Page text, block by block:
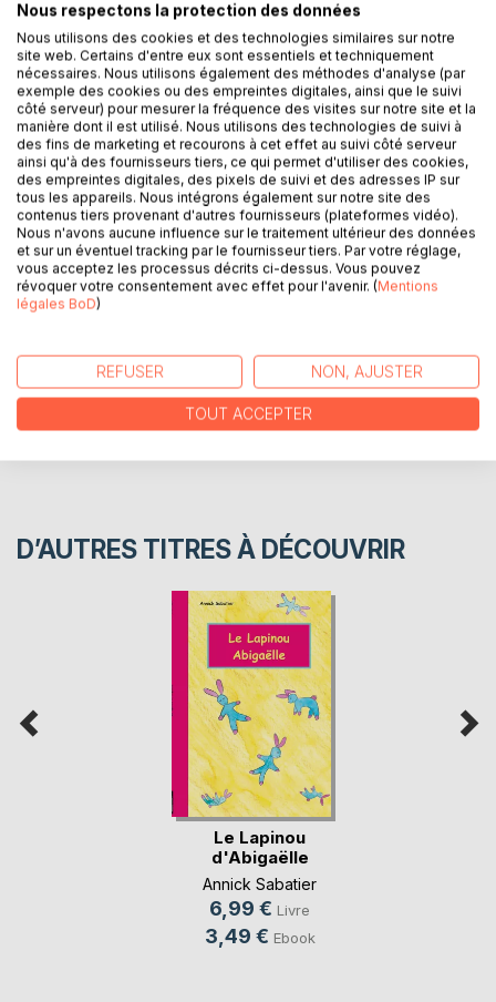
DESCRIPTION
Le Roi Soleil décide qu'il en a assez d'être nu. Il convoque
la meilleure couturière et lui ordonne de lui confectionner
une garde-robe digne de son rang. Il est très satisfait
mais...
AUTEUR(S)
AVIS
D’AUTRES TITRES À DÉCOUVRIR
Le Lapinou
d'Abigaëlle
Annick Sabatier
6,99 € Livre
3,49 € Ebook
Nous respectons la protection des données
Nous utilisons des cookies et des technologies similaires sur notre
site web. Certains d'entre eux sont essentiels et techniquement
nécessaires. Nous utilisons également des méthodes d'analyse (par
exemple des cookies ou des empreintes digitales, ainsi que le suivi
côté serveur) pour mesurer la fréquence des visites sur notre site et la
manière dont il est utilisé. Nous utilisons des technologies de suivi à
des fins de marketing et recourons à cet effet au suivi côté serveur
ainsi qu'à des fournisseurs tiers, ce qui permet d'utiliser des cookies,
des empreintes digitales, des pixels de suivi et des adresses IP sur
tous les appareils. Nous intégrons également sur notre site des
contenus tiers provenant d'autres fournisseurs (plateformes vidéo).
Nous n'avons aucune influence sur le traitement ultérieur des données
et sur un éventuel tracking par le fournisseur tiers. Par votre réglage,
vous acceptez les processus décrits ci-dessus. Vous pouvez
révoquer votre consentement avec effet pour l'avenir. (Mentions
légales BoD)
REFUSER NON, AJUSTER
TOUT ACCEPTER